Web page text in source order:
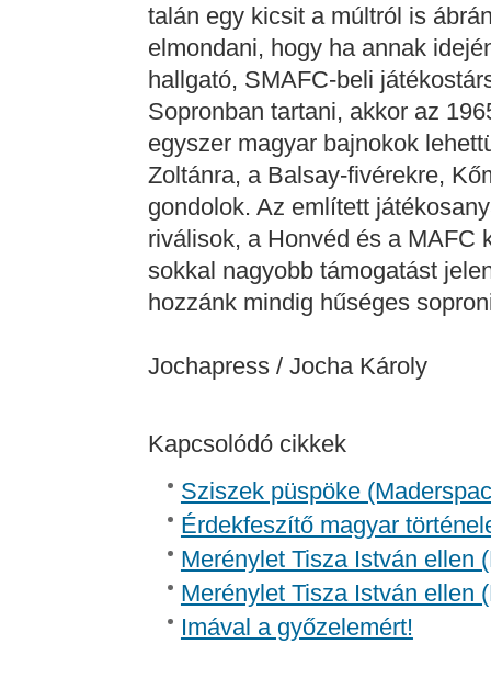
talán egy kicsit a múltról is
elmondani, hogy ha annak
hallgató, SMAFC-beli
Sopronban tartani, akkor az
egyszer magyar bajnokok
Zoltánra, a Balsay-fivérekre,
gondolok. Az említett
riválisok, a Honvéd és a MAFC
sokkal nagyobb támogatást
hozzánk mindig hűséges
Jochapress / Jocha Károly
Kapcsolódó cikkek
Sziszek püspöke
Érdekfeszítő magyar
Merénylet Tisza István ellen
Merénylet Tisza István ellen
Imával a győzelemért!